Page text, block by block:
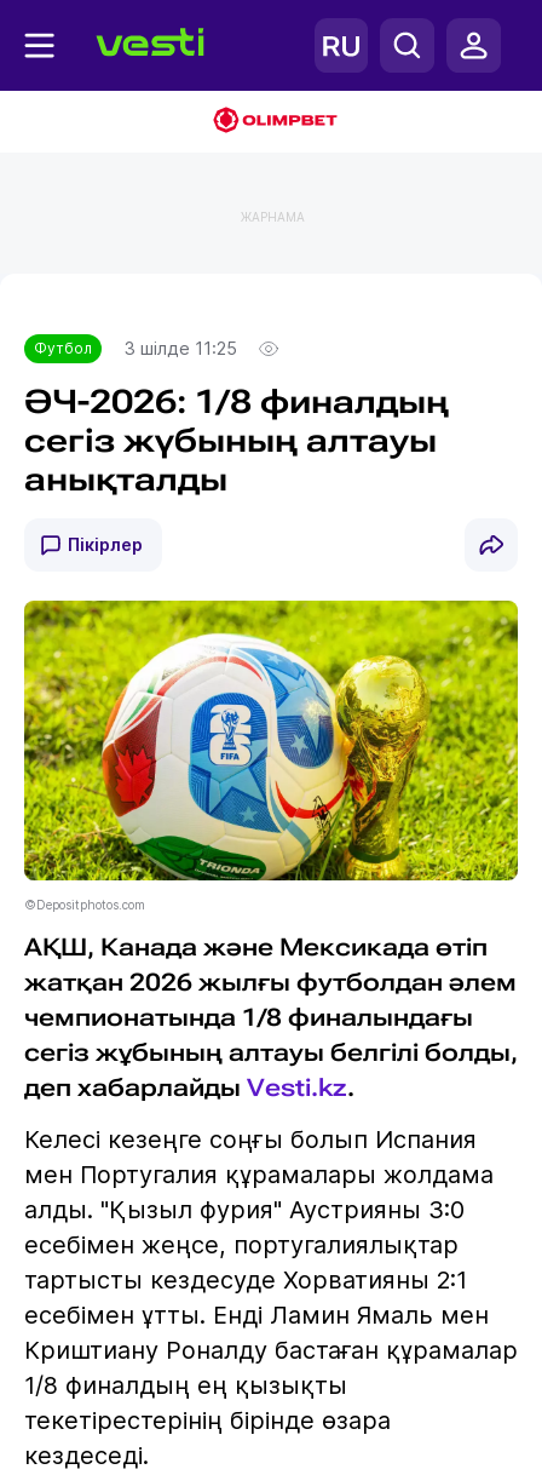
ЖАРНАМА
Футбол 3 шілде 11:25
ӘЧ-2026: 1/8 финалдың
сегіз жүбының алтауы
анықталды
Пікірлер
©Depositphotos.com
АҚШ, Канада және Мексикада өтіп
жатқан 2026 жылғы футболдан әлем
чемпионатында 1/8 финалындағы
сегіз жұбының алтауы белгілі болды,
деп хабарлайды Vesti.kz.
Келесі кезеңге соңғы болып Испания
мен Португалия құрамалары жолдама
алды. "Қызыл фурия" Аустрияны 3:0
есебімен жеңсе, португалиялықтар
тартысты кездесуде Хорватияны 2:1
есебімен ұтты. Енді Ламин Ямаль мен
Криштиану Роналду бастаған құрамалар
1/8 финалдың ең қызықты
текетірестерінің бірінде өзара
кездеседі.